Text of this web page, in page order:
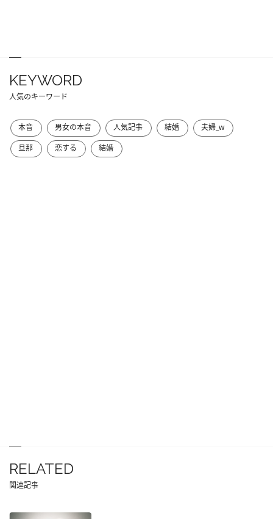
KEYWORD
人気のキーワード
本音 男女の本音 人気記事 結婚
夫婦_w
旦那
恋する 結婚
RELATED
関連記事